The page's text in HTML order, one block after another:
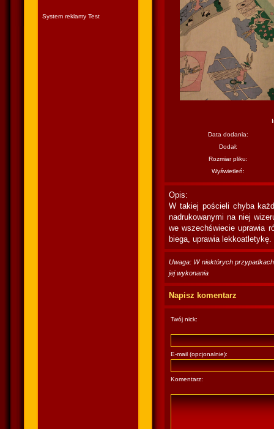
System reklamy Test
Data dodania:
Dodał:
Rozmiar pliku:
Wyświetleń:
Opis:
W takiej pościeli chyba
nadrukowanymi na niej
we wszechświecie uprawia
biega, uprawia
Uwaga: W niektórych
jej wykonania
Napisz komentarz
Twój nick:
E-mail (opcjonalnie):
Komentarz: